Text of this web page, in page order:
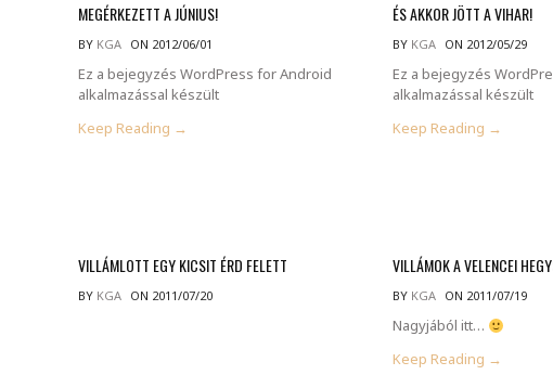
MEGÉRKEZETT A JÚNIUS!
BY KGA ON 2012/06/01
Ez a bejegyzés WordPress for Android
alkalmazással készült
Keep Reading →
ÉS AKKOR JÖTT A VIHAR!
BY KGA ON 2012/05/29
Ez a bejegyzés
alkalmazással készült
Keep Reading →
VILLÁMLOTT EGY KICSIT ÉRD FELETT
BY KGA ON 2011/07/20
VILLÁMOK A VELENCEI
BY KGA ON 2011/07/19
Nagyjából itt…
Keep Reading →